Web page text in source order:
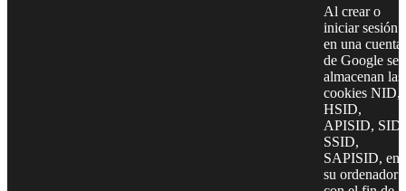
Al crear o
iniciar sesión
en una cuenta
de Google se
almacenan las
cookies NID,
HSID,
APISID, SID,
SSID,
SAPISID, en
su ordenador